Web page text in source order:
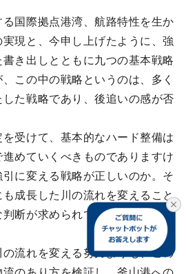
国際拠点港湾、航路特性を生か
現と、今申し上げたように、強
き出しとともに九つの基本戦略
この中の戦略というのは、多く
た戦略であり、後追いの感が否
受けて、基本的なハード整備は
めていくべきものでありますけ
に変える戦略が正しいのか。そ
も成長した川の流れを変えること
断が求められているように感じ
流れを変える努力よりも、この